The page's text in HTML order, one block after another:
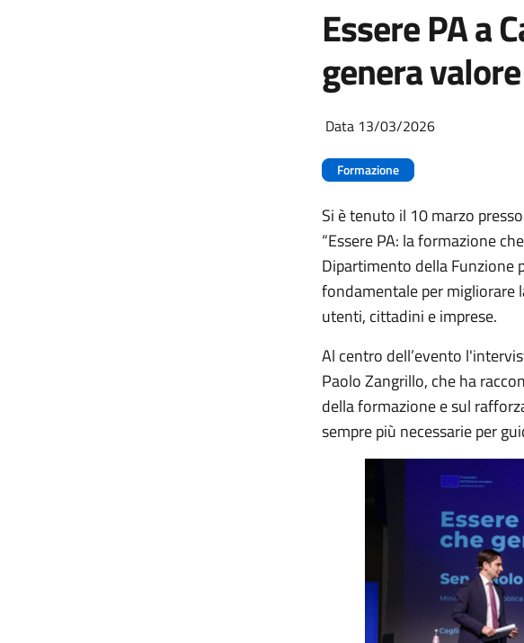
Essere PA a
genera valore
Data 13/03/2026
Formazione
Si è tenuto il 10 marzo
“Essere PA: la formazione
Dipartimento della Funzione
fondamentale per migliorare
utenti, cittadini e imprese.
Al centro dell’evento
Paolo Zangrillo, che ha
della formazione e sul
sempre più necessarie per